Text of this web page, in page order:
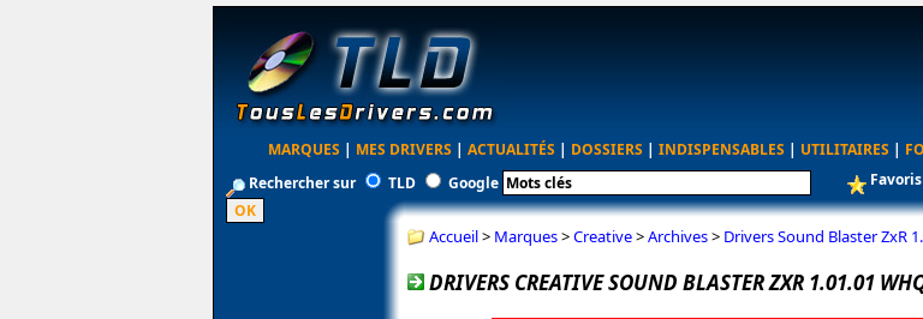
MARQUES | MES DRIVERS | ACTUALITÉS | DOSSIERS | INDISPENSABLES | UTILITAIRES |
Rechercher sur
TLD Google Favoris
Accueil> Marques>Creative>Archives> Drivers Sound Blaster ZxR
DRIVERS CREATIVE SOUND BLASTER ZXR 1.01.01